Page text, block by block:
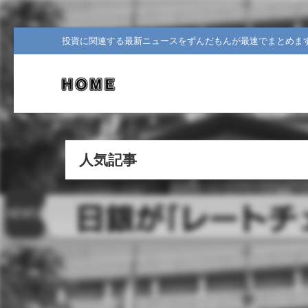
投資に関連する最新ニュースをずんだもんが最速でまとめま
人気記事